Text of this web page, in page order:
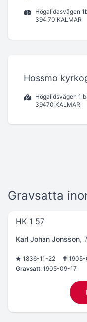
Högalidasvägen
394 70 KALMAR
Hossmo
Högalidsvägen 1 b
39470 KALMAR
Gravsatta
HK 1 57
Karl Johan Jonsson,
1836-11-22
1905-
Gravsatt: 1905-09-17